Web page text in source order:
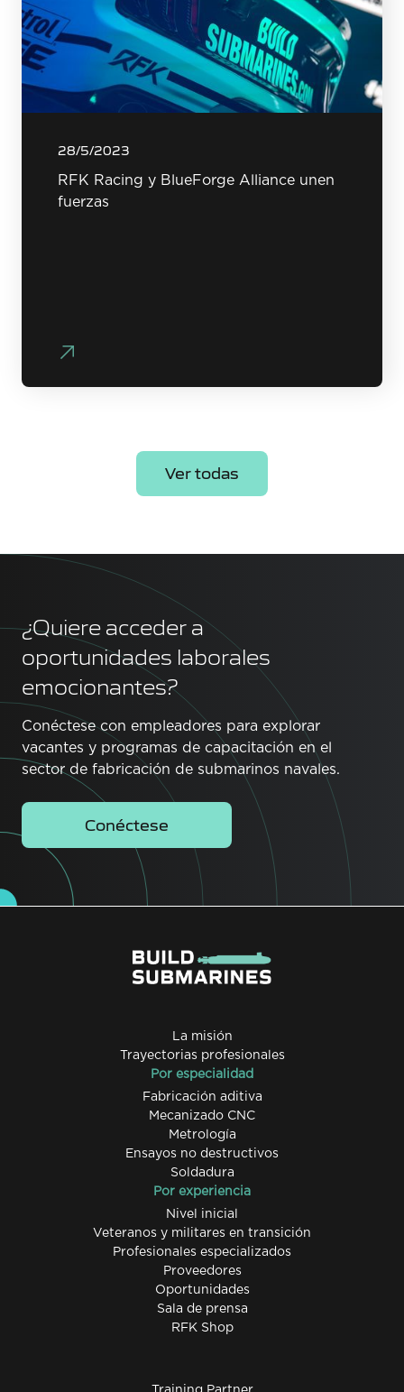
28/5/2023
RFK Racing y BlueForge Alliance unen
fuerzas
Ver todas
¿Quiere acceder a
oportunidades laborales
emocionantes?
Conéctese con empleadores para explorar
vacantes y programas de capacitación en el
sector de fabricación de submarinos navales.
Conéctese
La misión
Trayectorias profesionales
Por especialidad
Fabricación aditiva
Mecanizado CNC
Metrología
Ensayos no destructivos
Soldadura
Por experiencia
Nivel inicial
Veteranos y militares en transición
Profesionales especializados
Proveedores
Oportunidades
Sala de prensa
RFK Shop